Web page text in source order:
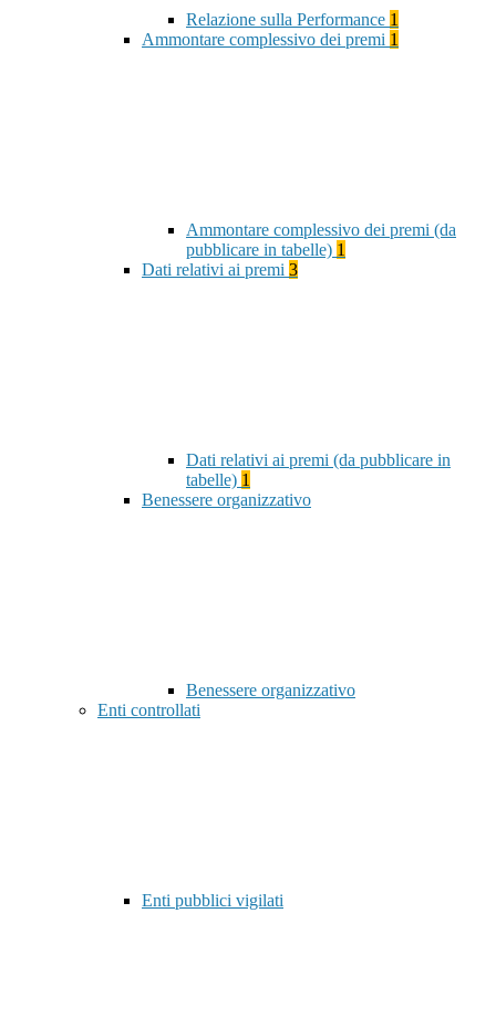
Relazione sulla Performance 1
Ammontare complessivo dei premi 1
Ammontare complessivo dei premi (da
pubblicare in tabelle) 1
Dati relativi ai premi 3
Dati relativi ai premi (da pubblicare in
tabelle) 1
Benessere organizzativo
Benessere organizzativo
Enti controllati
Enti pubblici vigilati